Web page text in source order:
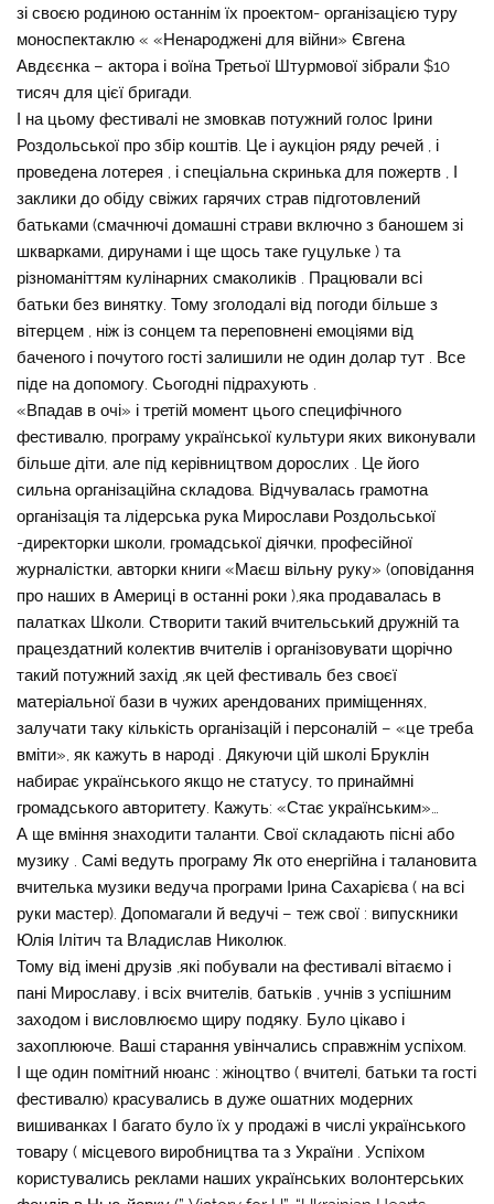
зі своєю родиною останнім їх проектом- організацією туру
моноспектаклю « «Ненароджені для війни» Євгена
Авдєєнка – актора і воїна Третьої Штурмової зібрали $10
тисяч для цієї бригади.
І на цьому фестивалі не змовкав потужний голос Ірини
Роздольської про збір коштів. Це і аукціон ряду речей , і
проведена лотерея , і спеціальна скринька для пожертв , І
заклики до обіду свіжих гарячих страв підготовлений
батьками (смачнючі домашні страви включно з баношем зі
шкварками, дирунами і ще щось таке гуцульке ) та
різноманіттям кулінарних смаколиків . Працювали всі
батьки без винятку. Тому зголодалі від погоди більше з
вітерцем , ніж із сонцем та переповнені емоціями від
баченого і почутого гості залишили не один долар тут . Все
піде на допомогу. Сьогодні підрахують .
«Впадав в очі» і третій момент цього специфічного
фестивалю, програму української культури яких виконували
більше діти, але під керівництвом дорослих . Це його
сильна організаційна складова. Відчувалась грамотна
організація та лідерська рука Мирослави Роздольської
-директорки школи, громадської діячки, професійної
журналістки, авторки книги «Маєш вільну руку» (оповідання
про наших в Америці в останні роки ),яка продавалась в
палатках Школи. Створити такий вчительський дружній та
працездатний колектив вчителів і організовувати щорічно
такий потужний захід ,як цей фестиваль без своєї
матеріальної бази в чужих арендованих приміщеннях,
залучати таку кількість організацій і персоналій – «це треба
вміти», як кажуть в народі . Дякуючи цій школі Бруклін
набирає українського якщо не статусу, то принаймні
громадського авторитету. Кажуть: «Стає українським»…
А ще вміння знаходити таланти. Свої складають пісні або
музику . Самі ведуть програму Як ото енергійна і талановита
вчителька музики ведуча програми Ірина Сахарієва ( на всі
руки мастер). Допомагали й ведучі – теж свої : випускники
Юлія Ілітич та Владислав Николюк.
Тому від імені друзів ,які побували на фестивалі вітаємо і
пані Мирославу, і всіх вчителів, батьків , учнів з успішним
заходом і висловлюємо щиру подяку. Було цікаво і
захоплююче. Ваші старання увінчались справжнім успіхом.
І ще один помітний нюанс : жіноцтво ( вчителі, батьки та гості
фестивалю) красувались в дуже ошатних модерних
вишиванках І багато було їх у продажі в числі українського
товару ( місцевого виробництва та з України . Успіхом
користувались реклами наших українських волонтерських